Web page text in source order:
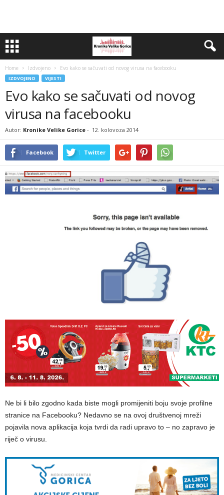
Home Izdvojeno Evo kako se sačuvati od novog virusa na facebooku
IZDVOJENO VIJESTI
Evo kako se sačuvati od novog
virusa na facebooku
Autor: Kronike Velike Gorice - 12. kolovoza 2014
Facebook Twitter
Ne bi li bilo zgodno kada biste mogli promijeniti boju svoje profilne
stranice na Facebooku? Nedavno se na ovoj društvenoj mreži
pojavila nova aplikacija koja tvrdi da radi upravo to – no zapravo je
riječ o virusu.